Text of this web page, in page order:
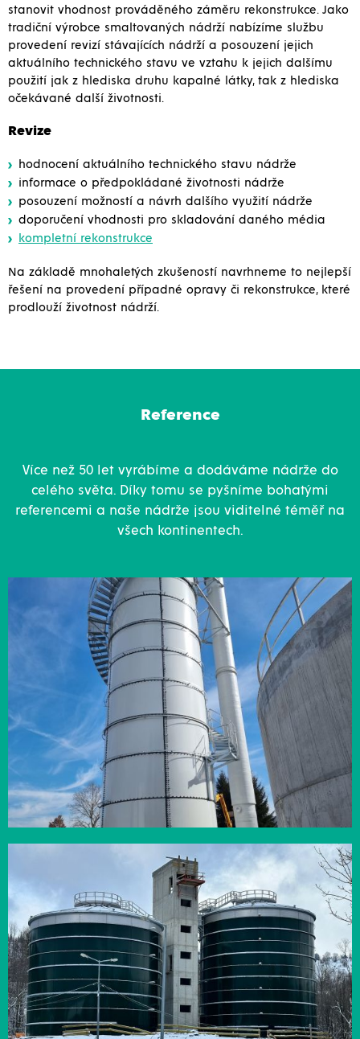
stanovit vhodnost prováděného záměru rekonstrukce. Jako
tradiční výrobce smaltovaných nádrží nabízíme službu
provedení revizí stávajících nádrží a posouzení jejich
aktuálního technického stavu ve vztahu k jejich dalšímu
použití jak z hlediska druhu kapalné látky, tak z hlediska
očekávané další životnosti.
Revize
hodnocení aktuálního technického stavu nádrže
informace o předpokládané životnosti nádrže
posouzení možností a návrh dalšího využití nádrže
doporučení vhodnosti pro skladování daného média
kompletní rekonstrukce
Na základě mnohaletých zkušeností navrhneme to nejlepší
řešení na provedení případné opravy či rekonstrukce, které
prodlouží životnost nádrží.
Reference
Více než 50 let vyrábíme a dodáváme nádrže do
celého světa. Díky tomu se pyšníme bohatými
referencemi a naše nádrže jsou viditelné téměř na
všech kontinentech.